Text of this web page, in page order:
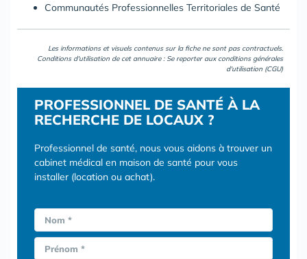
Communautés Professionnelles Territoriales de Santé
Les informations et visuels contenus sur la fiche ne sont pas contractuels.
Conditions d'utilisation de cet annuaire : Se reporter aux conditions générales
d'utilisation (CGU)
PROFESSIONNEL DE SANTÉ À LA
RECHERCHE DE LOCAUX ?
Professionnel de santé, nous vous aidons à trouver un
cabinet médical en maison de santé pour vous
installer (location ou achat).
Nom *
Prénom *